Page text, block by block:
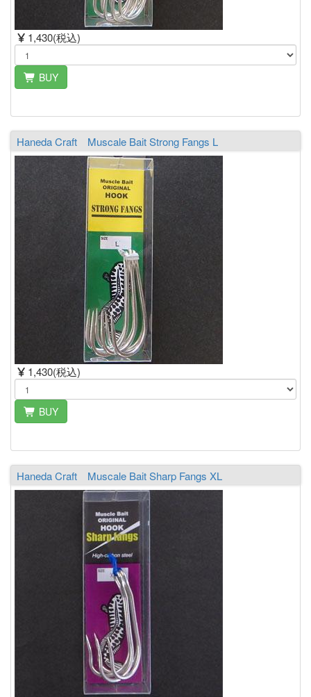
1,430(税込)
BUY
Haneda Craft Muscale Bait Strong Fangs L
1,430(税込)
BUY
Haneda Craft Muscale Bait Sharp Fangs XL